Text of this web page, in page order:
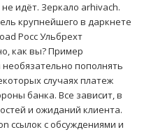
идёт. Зеркало arhivach.
крупнейшего в даркнете
Росс Ульбрехт
как вы? Пример
пополнять
случаях платеж
банка. Все зависит, в
и ожиданий клиента.
ссылок с обсуждениями и